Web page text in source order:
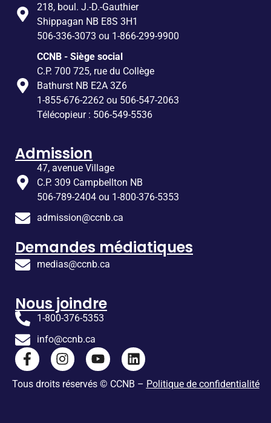
218, boul. J.-D.-Gauthier
Shippagan NB E8S 3H1
506-336-3073 ou 1-866-299-9900
CCNB - Siège social
C.P. 700 725, rue du Collège
Bathurst NB E2A 3Z6
1-855-676-2262 ou 506-547-2063
Télécopieur : 506-549-5536
Admission
47, avenue Village
C.P. 309 Campbellton NB
506-789-2404 ou 1-800-376-5353
admission@ccnb.ca
Demandes médiatiques
medias@ccnb.ca
Nous joindre
1-800-376-5353
info@ccnb.ca
Tous droits réservés © CCNB – Politique de confidentialité